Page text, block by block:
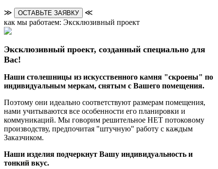
≫ ОСТАВЬТЕ ЗАЯВКУ
≪
как мы работаем: Эксклюзивный проект
Эксклюзивный проект, созданный специально для
Вас!
Наши столешницы из искусственного камня "скроены" по
индивидуальным меркам, снятым с Вашего помещения.
Поэтому они идеально соответствуют размерам помещения,
нами учитываются все особенности его планировки и
коммуникаций. Мы говорим решительное НЕТ потоковому
производству, предпочитая "штучную" работу с каждым
Заказчиком.
Наши изделия подчеркнут Вашу индивидуальность и
тонкий вкус.